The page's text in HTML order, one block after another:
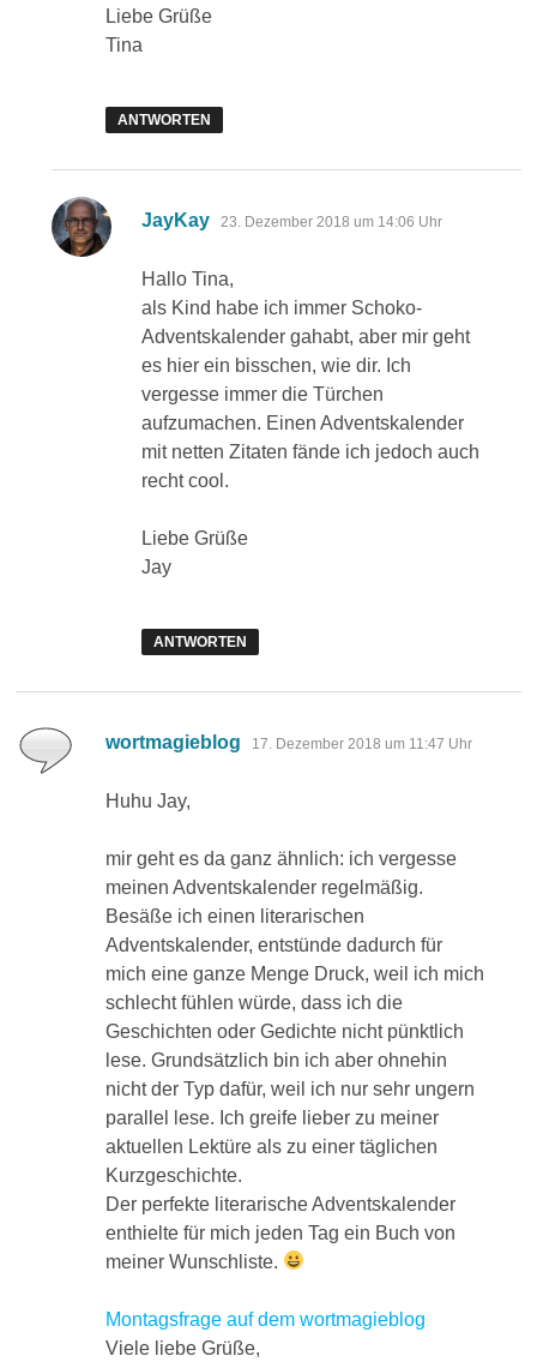
Liebe Grüße
Tina
ANTWORTEN
JayKay sagt:
23. Dezember 2018 um 14:06 Uhr
Hallo Tina,
als Kind habe ich immer Schoko-
Adventskalender gahabt, aber mir geht
es hier ein bisschen, wie dir. Ich
vergesse immer die Türchen
aufzumachen. Einen Adventskalender
mit netten Zitaten fände ich jedoch auch
recht cool.
Liebe Grüße
Jay
ANTWORTEN
wortmagieblog sagt:
17. Dezember 2018 um 11:47 Uhr
Huhu Jay,
mir geht es da ganz ähnlich: ich vergesse
meinen Adventskalender regelmäßig.
Besäße ich einen literarischen
Adventskalender, entstünde dadurch für
mich eine ganze Menge Druck, weil ich mich
schlecht fühlen würde, dass ich die
Geschichten oder Gedichte nicht pünktlich
lese. Grundsätzlich bin ich aber ohnehin
nicht der Typ dafür, weil ich nur sehr ungern
parallel lese. Ich greife lieber zu meiner
aktuellen Lektüre als zu einer täglichen
Kurzgeschichte.
Der perfekte literarische Adventskalender
enthielte für mich jeden Tag ein Buch von
meiner Wunschliste.
Montagsfrage auf dem wortmagieblog
Viele liebe Grüße,